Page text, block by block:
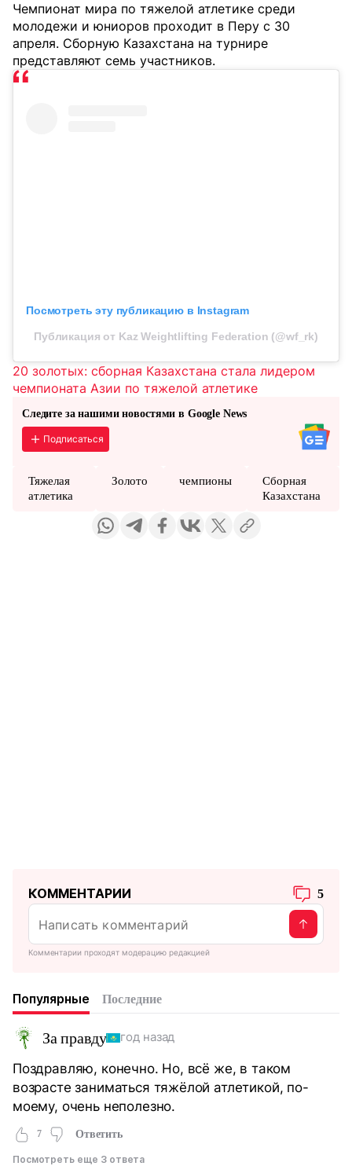
Чемпионат мира по тяжелой атлетике среди
молодежи и юниоров проходит в Перу с 30
апреля. Сборную Казахстана на турнире
представляют семь участников.
Посмотреть эту публикацию в Instagram
Публикация от Kaz Weightlifting Federation (@wf_rk)
20 золотых: сборная Казахстана стала лидером
чемпионата Азии по тяжелой атлетике
Следите за нашими новостями в Google News
Подписаться
Тяжелая
атлетика
Золото чемпионы
Сборная
Казахстана
КОММЕНТАРИИ 5
Комментарии проходят модерацию редакцией
Популярные Последние
За правду год назад
Поздравляю, конечно. Но, всё же, в таком
возрасте заниматься тяжёлой атлетикой, по-
моему, очень неполезно.
7 Ответить
Посмотреть еще 3 ответа